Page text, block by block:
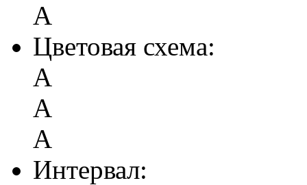
А
Цветовая схема:
А
А
А
Интервал: